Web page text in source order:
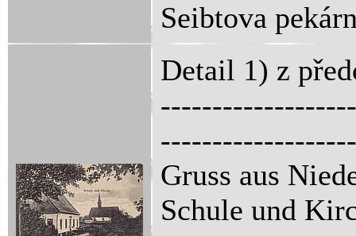
Seibtova
Detail 1) z
-------------------
Gruss aus
Schule und